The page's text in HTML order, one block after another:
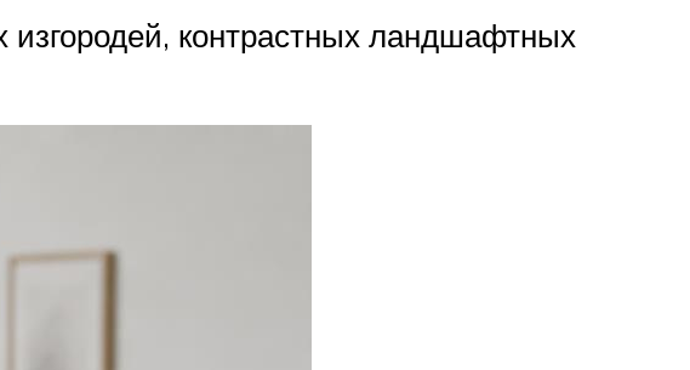
контрастных ландшафтных